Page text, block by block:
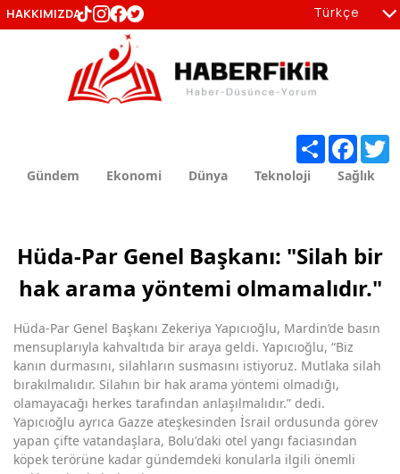
Gündem Ekonomi Dünya Teknoloji Sağlık
Hüda-Par Genel Başkanı: "Silah bir
hak arama yöntemi olmamalıdır."
Hüda-Par Genel Başkanı Zekeriya Yapıcıoğlu, Mardin’de basın
mensuplarıyla kahvaltıda bir araya geldi. Yapıcıoğlu, “Biz
kanın durmasını, silahların susmasını istiyoruz. Mutlaka silah
bırakılmalıdır. Silahın bir hak arama yöntemi olmadığı,
olamayacağı herkes tarafından anlaşılmalıdır.” dedi.
Yapıcıoğlu ayrıca Gazze ateşkesinden İsrail ordusunda görev
yapan çifte vatandaşlara, Bolu'daki otel yangı faciasından
köpek terörüne kadar gündemdeki konularla ilgili önemli
Share
Türkçe
en
HAKKIMIZDA